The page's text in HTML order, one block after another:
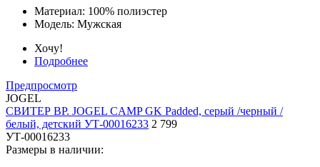
Материал: 100% полиэстер
Модель: Мужская
Хочу!
Подробнее
Предпросмотр
JOGEL
СВИТЕР ВР. JOGEL CAMP GK Padded, серый /черный /
белый, детский УТ-00016233 2 799
УТ-00016233
Размеры в наличии: